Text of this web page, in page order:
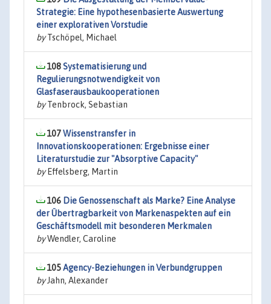
Strategie: Eine hypothesenbasierte Auswertung
einer explorativen Vorstudie
byTschöpel, Michael
108Systematisierung und
Regulierungsnotwendigkeit von
Glasfaserausbaukooperationen
byTenbrock, Sebastian
107Wissenstransfer in
Innovationskooperationen: Ergebnisse einer
Literaturstudie zur "Absorptive Capacity"
byEffelsberg, Martin
106 Die Genossenschaft als Marke? Eine Analyse
der Übertragbarkeit von Markenaspekten auf ein
Geschäftsmodell mit besonderen Merkmalen
byWendler, Caroline
105Agency-Beziehungen in Verbundgruppen
byJahn, Alexander